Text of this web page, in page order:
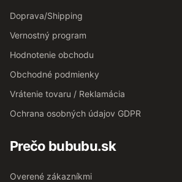
Doprava/Shipping
Vernostný program
Hodnotenie obchodu
Obchodné podmienky
Vrátenie tovaru / Reklamácia
Ochrana osobných údajov GDPR
Prečo bububu.sk
Overené zákazníkmi